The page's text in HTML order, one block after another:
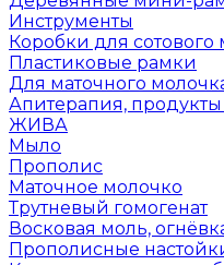
Инструменты
Коробки для сотового
Пластиковые рамки
Для маточного
Апитерапия,
ЖИВА
Мыло
Прополис
Маточное молочко
Трутневый гомогенат
Восковая моль,
Прополисные